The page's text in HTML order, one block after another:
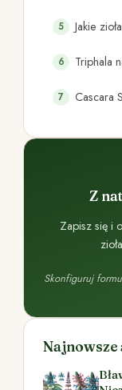
Jakie
Triphala
Cascara
Z
Zapisz się i
Skonfiguruj
Najnowsze